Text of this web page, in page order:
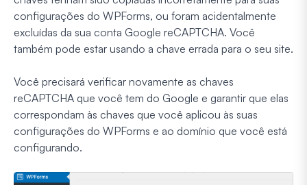
configurações do WPForms, ou foram acidentalmente
excluídas da sua conta Google reCAPTCHA. Você
também pode estar usando a chave errada para o seu site.
Você precisará verificar novamente as chaves
reCAPTCHA que você tem do Google e garantir que elas
correspondam às chaves que você aplicou às suas
configurações do WPForms e ao domínio que você está
configurando.